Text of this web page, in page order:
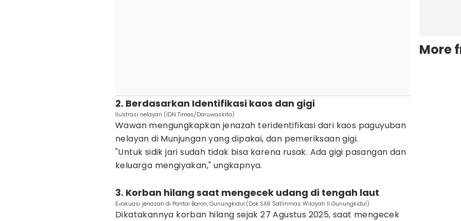
‎2. Berdasarkan Identifikasi kaos dan gigi
Ilustrasi nelayan (IDN Times/Daruwaskita)
Wawan mengungkapkan jenazah teridentifikasi dari kaos paguyuban
nelayan di Munjungan yang dipakai, dan pemeriksaan gigi.
"Untuk sidik jari sudah tidak bisa karena rusak. Ada gigi pasangan dan
keluarga mengiyakan," ungkapnya.
‎3. Korban hilang saat mengecek udang di tengah laut
Evakuasi jenazah di Pantai Baron, Gunungkidul.(Dok.SAR Satlinmas Wilayah II Gunungkidul)
Dikatakannya korban hilang sejak 27 Agustus 2025, saat mengecek
More